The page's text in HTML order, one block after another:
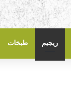
ريجيم طبخات